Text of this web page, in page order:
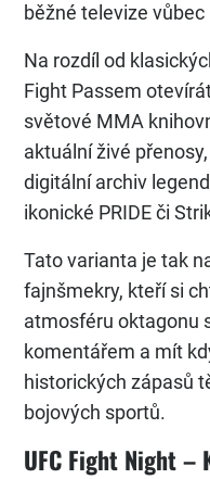
běžné televize vůbec
Na rozdíl od
Fight Passem
světové MMA
aktuální živé
digitální archiv
ikonické PRIDE či
Tato varianta je tak
fajnšmekry, kteří si
atmosféru oktagonu
komentářem a mít
historických zápasů
bojových sportů.
UFC Fight Night –